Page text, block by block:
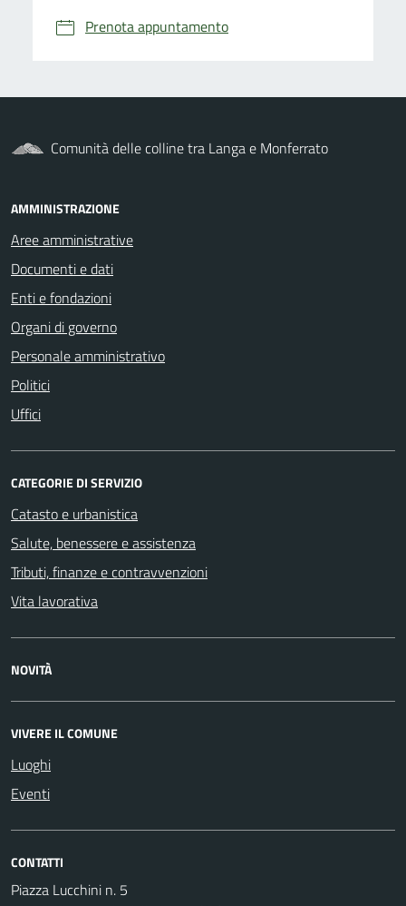
Prenota appuntamento
Comunità delle colline tra Langa e Monferrato
AMMINISTRAZIONE
Aree amministrative
Documenti e dati
Enti e fondazioni
Organi di governo
Personale amministrativo
Politici
Uffici
CATEGORIE DI SERVIZIO
Catasto e urbanistica
Salute, benessere e assistenza
Tributi, finanze e contravvenzioni
Vita lavorativa
NOVITÀ
VIVERE IL COMUNE
Luoghi
Eventi
CONTATTI
Piazza Lucchini n. 5